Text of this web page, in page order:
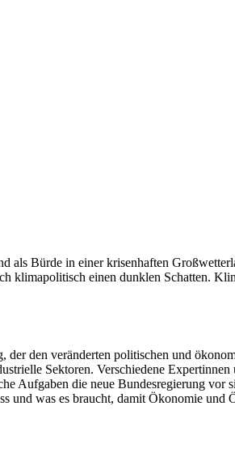
Bürde in einer krisen­haften
einen dunklen Schatten.
den verän­derten politi­schen und
Sektoren. Verschiedene
Aufgaben die neue Bundes­re­gierung
und was es braucht, damit Ökonomie und